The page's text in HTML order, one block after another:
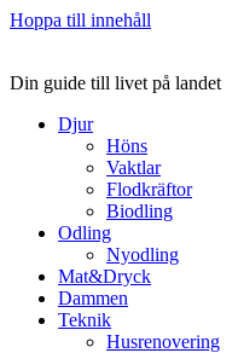
Hoppa till innehåll
Din guide till livet på landet
Djur
Höns
Vaktlar
Flodkräftor
Biodling
Odling
Nyodling
Mat&Dryck
Dammen
Teknik
Husrenovering